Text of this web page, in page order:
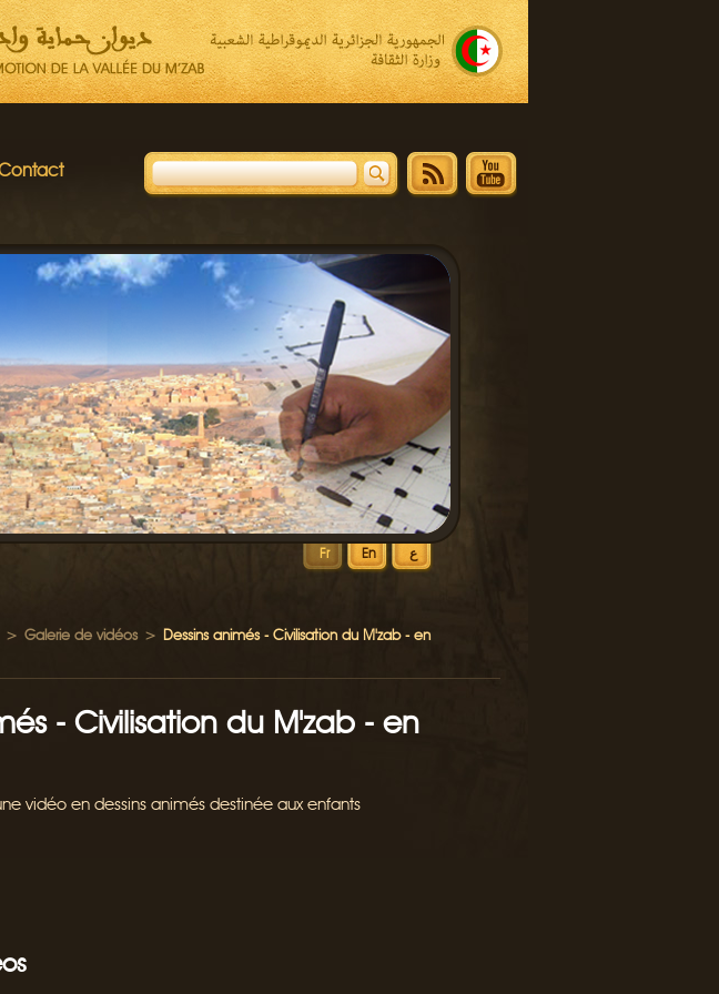
Fr En ع
> Galerie de vidéos > Dessins animés - Civilisation du M'zab - en
- Civilisation du M'zab - en
vidéo en dessins animés destinée aux enfants